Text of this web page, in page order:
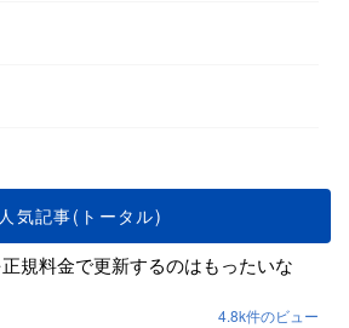
人気記事(トータル)
規料金で更新するのはもったいな
4.8k件のビュー